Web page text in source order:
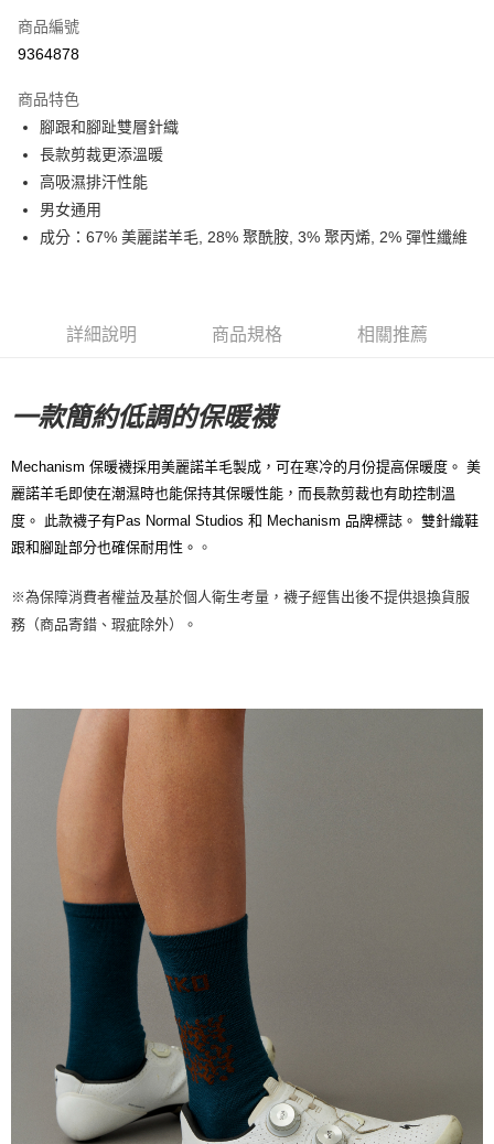
Apple Pay
運送方式
全家店到店
每筆NT$80，滿NT$10,000(含以上)免運費
付款後全家取貨
每筆NT$80，滿NT$10,000(含以上)免運費
每筆NT$80，滿NT$10,000(含以上)免運費
每筆NT$130，滿NT$10,000(含以上)免運費
商品編號
9364878
商品特色
腳跟和腳趾雙層針織
長款剪裁更添溫暖
高吸濕排汗性能
男女通用
成分：67% 美麗諾羊毛, 28% 聚酰胺, 3% 聚丙烯, 2% 彈性纖維
詳細說明 商品規格 相關推薦
一款簡約低調的保暖襪
Mechanism 保暖襪採用美麗諾羊毛製成，可在寒冷的月份提高保暖度。 美
麗諾羊毛即使在潮濕時也能保持其保暖性能，而長款剪裁也有助控制溫
度。 此款襪子有Pas Normal Studios 和 Mechanism 品牌標誌。 雙針織鞋
跟和腳趾部分也確保耐用性。 。
※為保障消費者權益及基於個人衛生考量，襪子經售出後不提供退換貨服
務（商品寄錯、瑕疵除外）
。